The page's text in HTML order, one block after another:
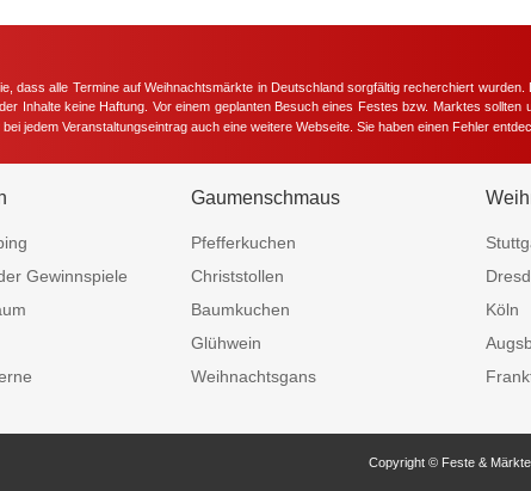
dass alle Termine auf Weihnachtsmärkte in Deutschland sorgfältig recherchiert
Inhalte keine Haftung. Vor einem geplanten Besuch eines Festes bzw. Marktes
jedem Veranstaltungseintrag auch eine weitere Webseite. Sie haben einen Fehler
Gewinnspiele
Gaumenschmaus
Pfefferkuchen
Christstollen
Baumkuchen
Glühwein
Weihnachtsgans
Köln
Copyright © Feste &